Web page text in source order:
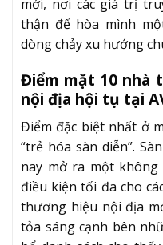
mới, nơi các giá trị
thận để hòa mình
dòng chảy xu hướng
Điểm mặt 10 nhà
nội địa hội tụ tại
Điểm đặc biệt nhất ở
“trẻ hóa sàn diễn”.
nay mở ra một
điều kiện tối đa cho
thương hiệu nội địa
tỏa sáng cạnh bên